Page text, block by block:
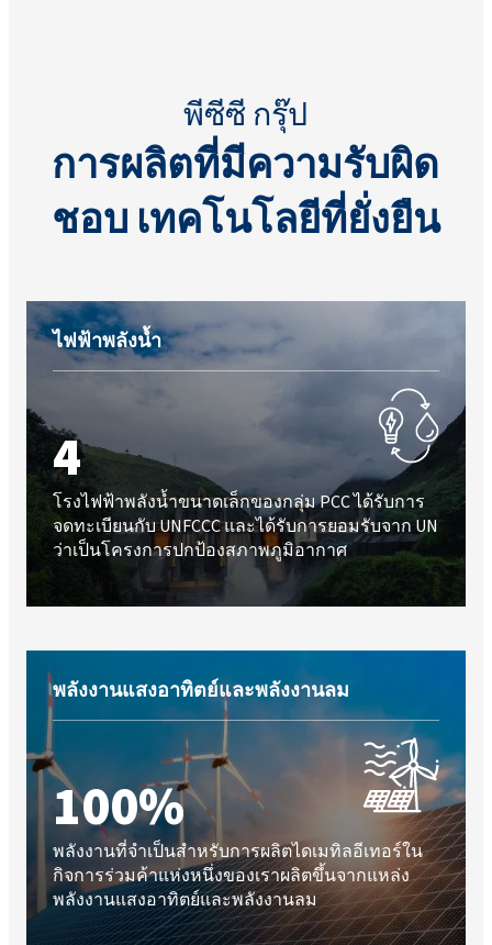
พีซีซี กรุ๊ป
การผลิตที่มีความรับผิด
ชอบ เทคโนโลยีที่ยั่งยืน
ไฟฟ้าพลังน้ำ
4
โรงไฟฟ้าพลังน้ำขนาดเล็กของกลุ่ม PCC ได้รับการ
จดทะเบียนกับ UNFCCC และได้รับการยอมรับจาก UN
ว่าเป็นโครงการปกป้องสภาพภูมิอากาศ
พลังงานแสงอาทิตย์และพลังงานลม
100%
พลังงานที่จำเป็นสำหรับการผลิตไดเมทิลอีเทอร์ใน
กิจการร่วมค้าแห่งหนึ่งของเราผลิตขึ้นจากแหล่ง
พลังงานแสงอาทิตย์และพลังงานลม